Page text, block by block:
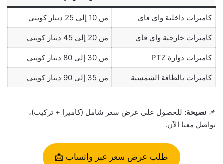
كاميرات داخلية واي فاي من 10 إلى 25 دينار كويتي
كاميرات خارجية واي فاي من 20 إلى 45 دينار كويتي
كاميرات دوارة PTZ من 30 إلى 80 دينار كويتي
كاميرات بالطاقة الشمسية من 35 إلى 90 دينار كويتي
📌 نصيحة: للحصول على عرض سعر شامل (كاميرا + تركيب)،
تواصل معنا الآن.
طلب عرض سعر عبر واتساب 📩